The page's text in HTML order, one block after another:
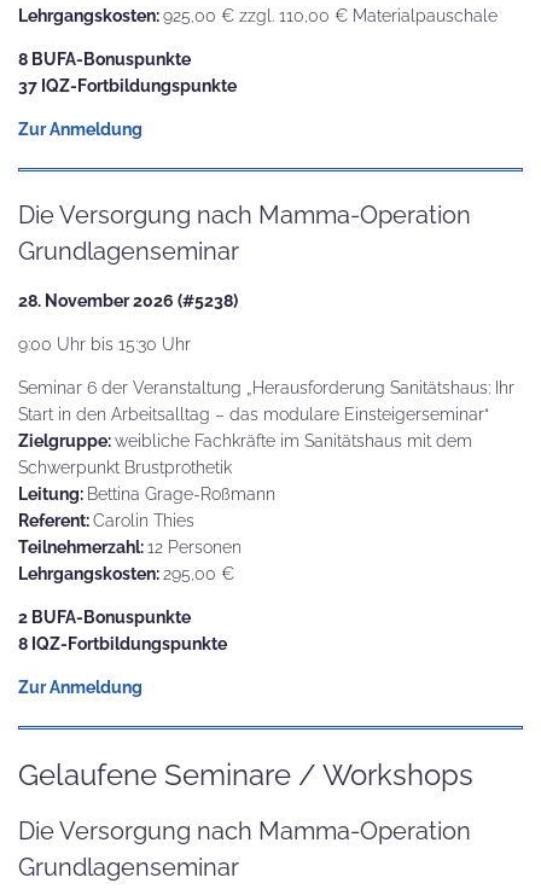
Lehrgangskosten:925,00 € zzgl. 110,00 € Materialpauschale
8 BUFA-Bonuspunkte
37 IQZ-Fortbildungspunkte
Zur Anmeldung
Die Versorgung nach Mamma-Operation
Grundlagenseminar
28. November 2026 (#5238)
9:00 Uhr bis 15:30 Uhr
Seminar 6 der Veranstaltung „Herausforderung Sanitätshaus: Ihr
Start in den Arbeitsalltag – das modulare Einsteigerseminar“
Zielgruppe:weibliche Fachkräfte im Sanitätshaus mit dem
Schwerpunkt Brustprothetik
Leitung: Bettina Grage-Roßmann
Referent:Carolin Thies
Teilnehmerzahl:12 Personen
Lehrgangskosten: 295,00 €
2 BUFA-Bonuspunkte
8 IQZ-Fortbildungspunkte
Zur Anmeldung
Gelaufene Seminare / Workshops
Die Versorgung nach Mamma-Operation
Grundlagenseminar